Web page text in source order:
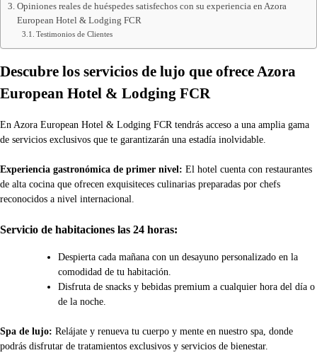
Opiniones reales de huéspedes satisfechos con su experiencia en Azora
European Hotel & Lodging FCR
Testimonios de Clientes
Descubre los servicios de lujo que ofrece Azora
European Hotel & Lodging FCR
En Azora European Hotel & Lodging FCR tendrás acceso a una amplia gama
de servicios exclusivos que te garantizarán una estadía inolvidable.
Experiencia gastronómica de primer nivel: El hotel cuenta con restaurantes
de alta cocina que ofrecen exquisiteces culinarias preparadas por chefs
reconocidos a nivel internacional.
Servicio de habitaciones las 24 horas:
Despierta cada mañana con un desayuno personalizado en la
comodidad de tu habitación.
Disfruta de snacks y bebidas premium a cualquier hora del día o
de la noche.
Spa de lujo: Relájate y renueva tu cuerpo y mente en nuestro spa, donde
podrás disfrutar de tratamientos exclusivos y servicios de bienestar.